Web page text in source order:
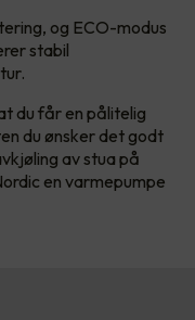
og ECO-modus
stabil
du får en pålitelig
du ønsker det godt
av stua på
en varmepumpe